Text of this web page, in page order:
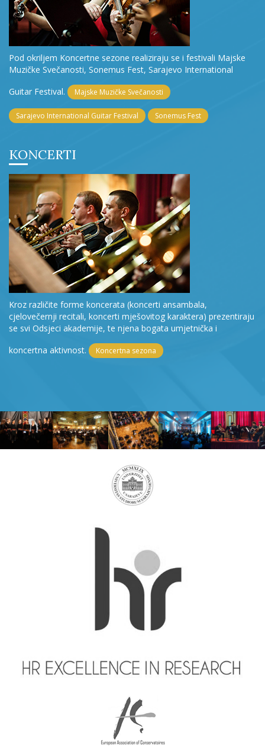
Pod okriljem Koncertne sezone realiziraju se i festivali Majske
Muzičke Svečanosti, Sonemus Fest, Sarajevo International
Guitar Festival.
Majske Muzičke Svečanosti
Sarajevo International Guitar Festival Sonemus Fest
KONCERTI
Kroz različite forme koncerata (koncerti ansambala,
cjelovečernji recitali, koncerti mješovitog karaktera) prezentiraju
se svi Odsjeci akademije, te njena bogata umjetnička i
koncertna aktivnost.
Koncertna sezona